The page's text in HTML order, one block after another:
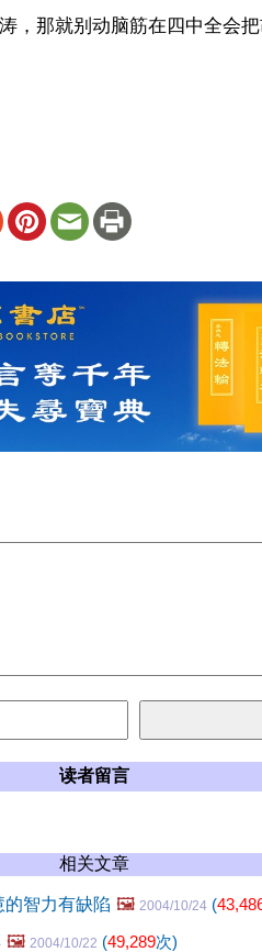
，那就别动脑筋在四中全会
读者留言
相关文章
智力有缺陷 🖼️ 2004/10/24 (
🖼️ 2004/10/22 (49,289次)